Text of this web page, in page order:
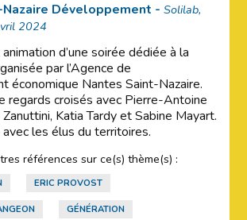
Développement - Solilab,
2024
d’une soirée dédiée à la
par l’Agence de
économique Nantes Saint-Nazaire.
regards croisés avec Pierre-Antoine
Zanuttini, Katia Tardy et Sabine Mayart.
avec les élus du territoires.
références sur ce(s) thème(s) :
ERIC PROVOST
GÉNÉRATION